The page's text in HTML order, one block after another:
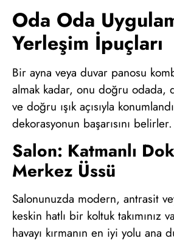
Oda Oda
Yerleşim İpuçları
Bir ayna veya duvar panosu
almak kadar, onu doğru odada,
ve doğru ışık açısıyla
dekorasyonun başarısını belirler.
Salon: Katmanlı
Merkez Üssü
Salonunuzda modern, antrasit
keskin hatlı bir koltuk takımınız
havayı kırmanın en iyi yolu ana